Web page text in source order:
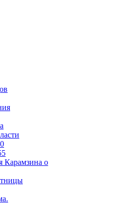
Карамзина о